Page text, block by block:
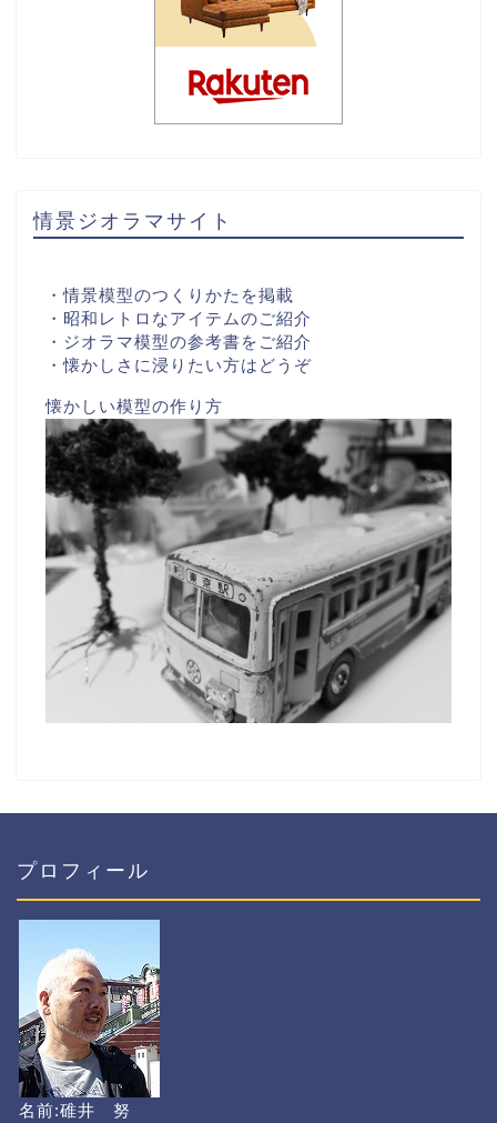
情景ジオラマサイト
・情景模型のつくりかたを掲載
・昭和レトロなアイテムのご紹介
・ジオラマ模型の参考書をご紹介
・懐かしさに浸りたい方はどうぞ
懐かしい模型の作り方
プロフィール
名前:碓井 努